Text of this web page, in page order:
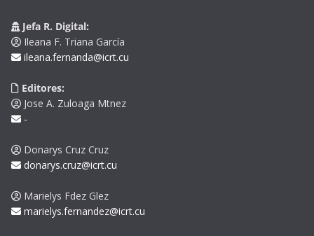
Jefa R. Digital:
Ileana F. Triana García
ileana.fernanda@icrt.cu
Editores:
Jose A. Zuloaga Mtnez
-
Donarys Cruz Cruz
donarys.cruz@icrt.cu
Marielys Fdez Glez
marielys.fernandez@icrt.cu